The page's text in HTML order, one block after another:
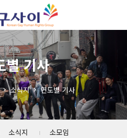
별 기사
소식지 연도별 기사
소식지 소모임